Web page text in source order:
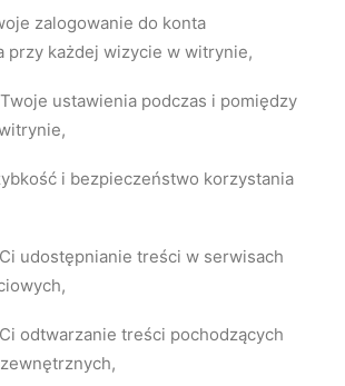
zalogowanie do konta
przy każdej wizycie w witrynie,
ustawienia podczas i pomiędzy
i bezpieczeństwo korzystania
udostępnianie treści w serwisach
odtwarzanie treści pochodzących